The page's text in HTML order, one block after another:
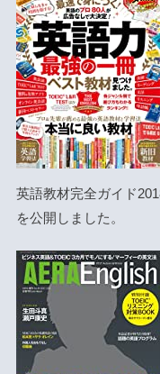
英語教材完全ガイド
を公開しました。